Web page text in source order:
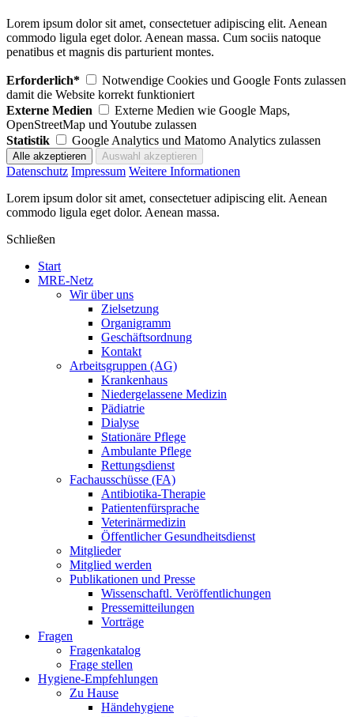
Lorem ipsum dolor sit amet, consectetuer adipiscing elit. Aenean
commodo ligula eget dolor. Aenean massa. Cum sociis natoque
penatibus et magnis dis parturient montes.
Erforderlich*
Notwendige Cookies und Google Fonts zulassen
damit die Website korrekt funktioniert
Externe Medien
Externe Medien wie Google Maps,
OpenStreetMap und Youtube zulassen
Statistik
Google Analytics und Matomo Analytics zulassen
Datenschutz Impressum Weitere Informationen
Lorem ipsum dolor sit amet, consectetuer adipiscing elit. Aenean
commodo ligula eget dolor. Aenean massa.
Schließen
Start
MRE-Netz
Wir über uns
Zielsetzung
Organigramm
Geschäftsordnung
Kontakt
Arbeitsgruppen (AG)
Krankenhaus
Niedergelassene Medizin
Pädiatrie
Dialyse
Stationäre Pflege
Ambulante Pflege
Rettungsdienst
Fachausschüsse (FA)
Antibiotika-Therapie
Patientenfürsprache
Veterinärmedizin
Öffentlicher Gesundheitsdienst
Mitglieder
Mitglied werden
Publikationen und Presse
Wissenschaftl. Veröffentlichungen
Pressemitteilungen
Vorträge
Fragen
Fragenkatalog
Frage stellen
Hygiene-Empfehlungen
Zu Hause
Händehygiene